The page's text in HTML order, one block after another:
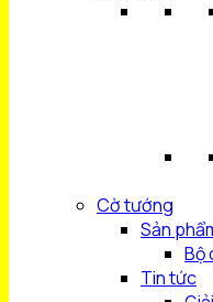
Cờ tướng
Sản
Bộ
Tin tức